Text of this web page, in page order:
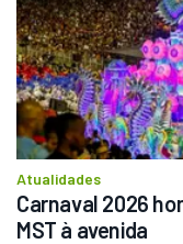
Atualidades
Carnaval 2026
MST à avenida